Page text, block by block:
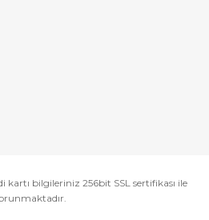
kartı bilgileriniz 256bit SSL sertifikası ile